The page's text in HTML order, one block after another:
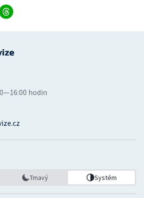
hodin
Tmavý Systém